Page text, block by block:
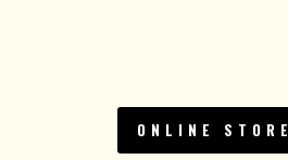
ONLINE STORE